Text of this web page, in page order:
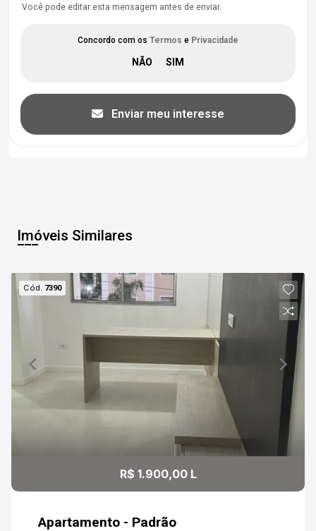
Você pode editar esta mensagem antes de enviar.
Concordo com os Termos e Privacidade
Enviar meu interesse
Imóveis Similares
Cód. 7390
R$ 1.900,00 L
Apartamento - Padrão